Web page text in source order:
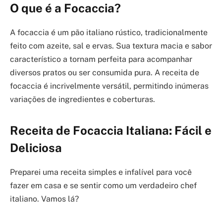
O que é a Focaccia?
A focaccia é um pão italiano rústico, tradicionalmente
feito com azeite, sal e ervas. Sua textura macia e sabor
característico a tornam perfeita para acompanhar
diversos pratos ou ser consumida pura. A receita de
focaccia é incrivelmente versátil, permitindo inúmeras
variações de ingredientes e coberturas.
Receita de Focaccia Italiana: Fácil e
Deliciosa
Preparei uma receita simples e infalível para você
fazer em casa e se sentir como um verdadeiro chef
italiano. Vamos lá?